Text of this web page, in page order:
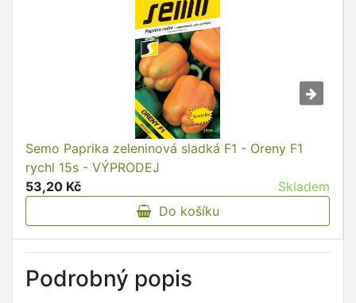
Semo Paprika zeleninová sladká F1 - Oreny F1
rychl 15s - VÝPRODEJ
53,20 Kč
Skladem
Do košíku
Podrobný popis